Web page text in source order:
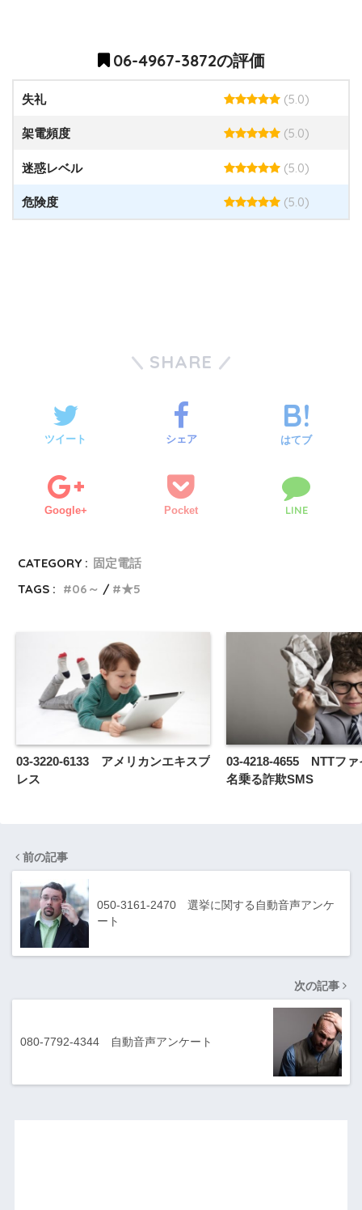
06-4967-3872の評価
失礼 (5.0)
架電頻度 (5.0)
迷惑レベル (5.0)
危険度 (5.0)
SHARE
ツイート シェア はてブ
Google+ Pocket LINE
CATEGORY : 固定電話
TAGS :
06～ ★5
03-3220-6133 アメリカンエキスプ
レス
03-4218-4655 NTTファ
名乗る詐欺SMS
前の記事
050-3161-2470 選挙に関する自動音声アンケ
ート
次の記事
080-7792-4344 自動音声アンケート